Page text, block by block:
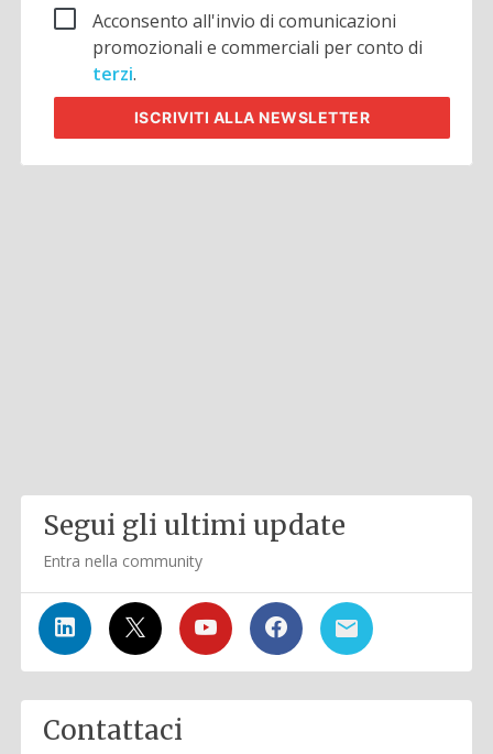
Acconsento all'invio di comunicazioni
promozionali e commerciali per conto di
terzi.
ISCRIVITI ALLA NEWSLETTER
Segui gli ultimi update
Entra nella community
Contattaci